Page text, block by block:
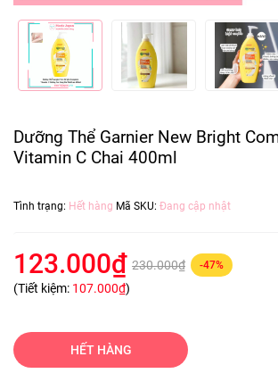
Dưỡng Thể Garnier New Bright
Vitamin C Chai 400ml
Tình trạng: Hết hàng Mã SKU: Đang cập nhật
123.000₫ 230.000₫ -47%
(Tiết kiệm: 107.000₫)
HẾT HÀNG